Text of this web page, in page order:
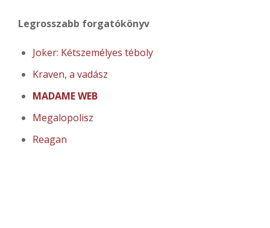
Legrosszabb forgatókönyv
Joker: Kétszemélyes téboly
Kraven, a vadász
MADAME WEB
Megalopolisz
Reagan